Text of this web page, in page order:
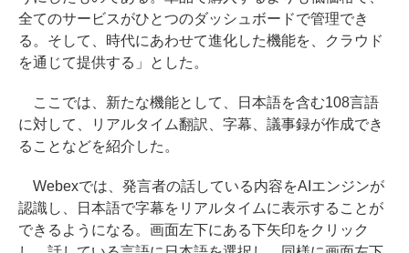
全てのサービスがひとつのダッシュボードで管理でき
る。そして、時代にあわせて進化した機能を、クラウド
を通じて提供する」とした。
ここでは、新たな機能として、日本語を含む108言語
に対して、リアルタイム翻訳、字幕、議事録が作成でき
ることなどを紹介した。
Webexでは、発言者の話している内容をAIエンジンが
認識し、日本語で字幕をリアルタイムに表示することが
できるようになる。画面左下にある下矢印をクリック